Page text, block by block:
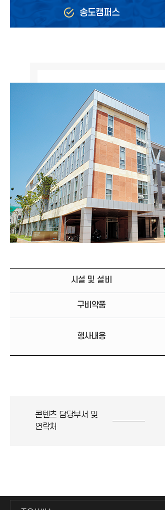
송도캠퍼스
시설 및 설비
구비약품
행사내용
콘텐츠 담당부서 및
연락처